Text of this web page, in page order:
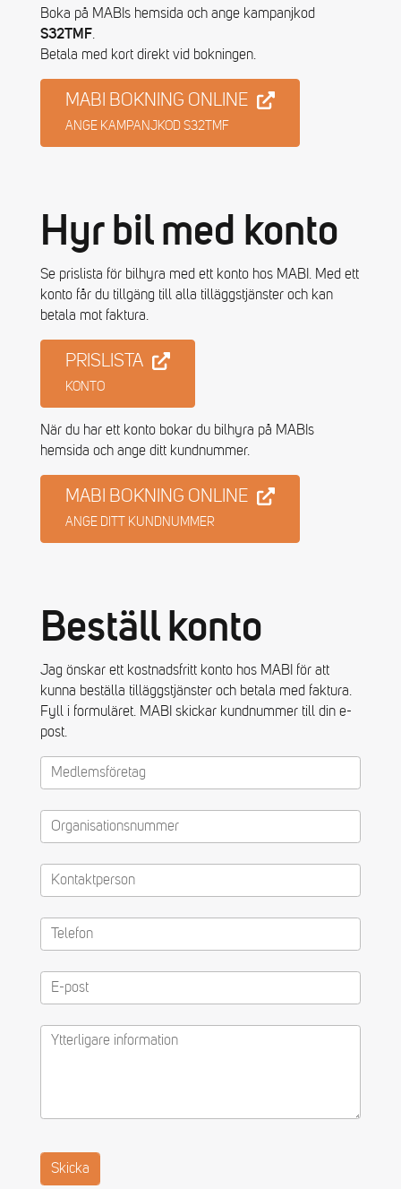
Boka på MABIs hemsida och ange kampanjkod
S32TMF.
Betala med kort direkt vid bokningen.
MABI BOKNING ONLINE
ANGE KAMPANJKOD S32TMF
Hyr bil med konto
Se prislista för bilhyra med ett konto hos MABI. Med ett
konto får du tillgäng till alla tilläggstjänster och kan
betala mot faktura.
PRISLISTA
KONTO
När du har ett konto bokar du bilhyra på MABIs
hemsida och ange ditt kundnummer.
MABI BOKNING ONLINE
ANGE DITT KUNDNUMMER
Beställ konto
Jag önskar ett kostnadsfritt konto hos MABI för att
kunna beställa tilläggstjänster och betala med faktura.
Fyll i formuläret. MABI skickar kundnummer till din e-
post.